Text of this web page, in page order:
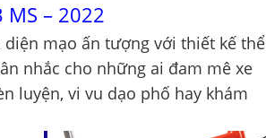
MS – 2022
diện mạo ấn tượng với thiết kế thể
nhắc cho những ai đam mê xe
luyện, vi vu dạo phố hay khám